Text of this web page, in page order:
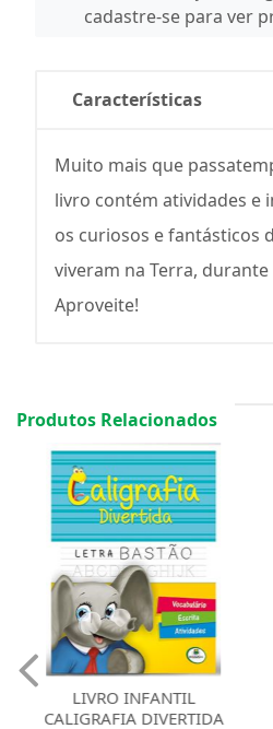
cadastre-se para ver
Características
Muito mais que
livro contém atividades e
os curiosos e fantásticos
viveram na Terra,
Aproveite!
Produtos Relacionados
LIVRO INFANTIL
CALIGRAFIA DIVERTIDA